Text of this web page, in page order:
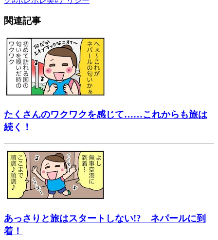
関連記事
たくさんのワクワクを感じて……これからも旅は
続く！
あっさりと旅はスタートしない!? ネパールに到
着！